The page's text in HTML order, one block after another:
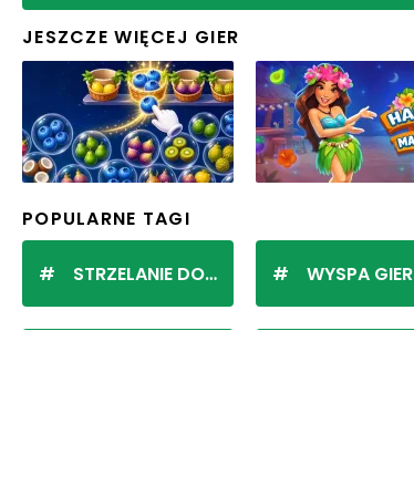
JESZCZE WIĘCEJ GIER
POPULARNE TAGI
STRZELANIE DO KULEK WYSPA GIER